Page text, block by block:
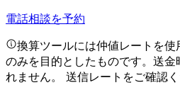
電話相談を予約
換算ツールには仲値レートを
のみを目的としたものです。送
れません。 送信レートをご確認く